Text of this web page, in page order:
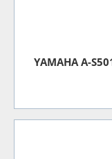
YAMAHA A-